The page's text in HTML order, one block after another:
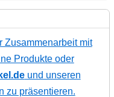
Zusammenarbeit mit
Produkte oder
und unseren
zu präsentieren.